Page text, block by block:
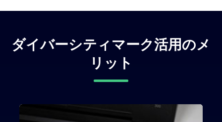
ダイバーシティマーク活用のメ
リット